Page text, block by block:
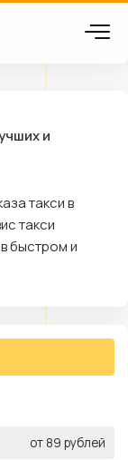
и
такси в
такси
быстром и
от 89 рублей